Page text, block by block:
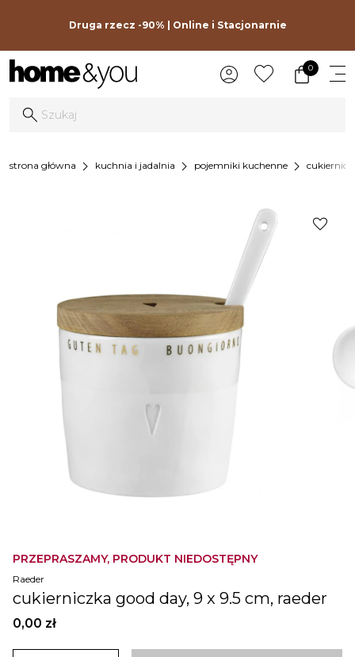
Druga rzecz -90% | Online i Stacjonarnie
0
strona główna chevron_right kuchnia i jadalnia chevron_right pojemniki kuchenne chevron_right
PRZEPRASZAMY, PRODUKT NIEDOSTĘPNY
Raeder
cukierniczka good day, 9 x 9.5 cm, raeder
0,00 zł
favorite